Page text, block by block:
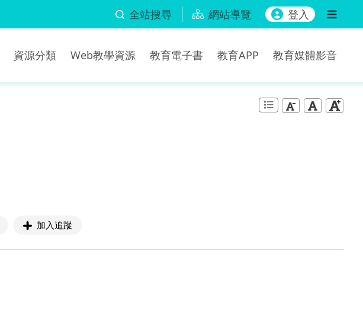
全站搜尋 網站導覽 登入
資源分類 Web教學資源 教育電子書 教育APP 教育媒體影音
加入追蹤